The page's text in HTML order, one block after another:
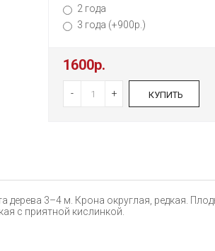
2 года
3 года (+900р.)
1600р.
- + КУПИТЬ
3–4 м. Крона округлая, редкая.
с приятной кислинкой.